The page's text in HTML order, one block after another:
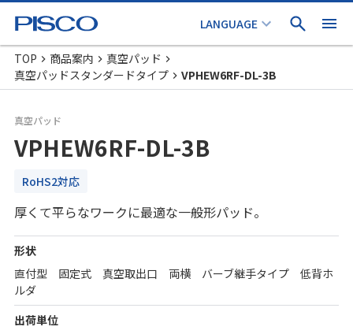
TOP 商品案内
真空パッド
真空パッドスタンダードタイプ
VPHEW6RF-DL-3B
真空パッド
VPHEW6RF-DL-3B
RoHS2対応
厚くて平らなワークに最適な一般形パッド。
形状
直付型 固定式 真空取出口 両横 バーブ継手タイプ 低背ホ
ルダ
出荷単位